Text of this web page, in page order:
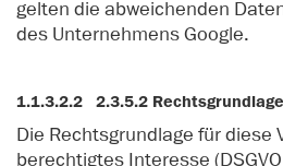
gelten die abweichenden
des Unternehmens Google.
1.1.3.2.2 2.3.5.2 Rechtsgrundlage
Die Rechtsgrundlage für diese
berechtigtes Interesse